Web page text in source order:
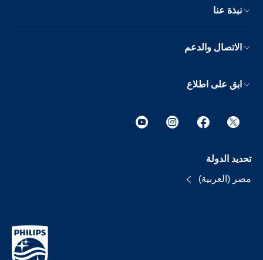
نبذة عنا
الاتصال والدعم
ابق على اطلاع
تحديد الدولة
مصر (العربية)